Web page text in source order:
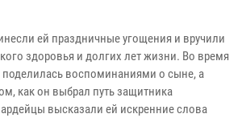
ей праздничные угощения и вручили
здоровья и долгих лет жизни. Во время
поделилась воспоминаниями о сыне, а
как он выбрал путь защитника
высказали ей искренние слова